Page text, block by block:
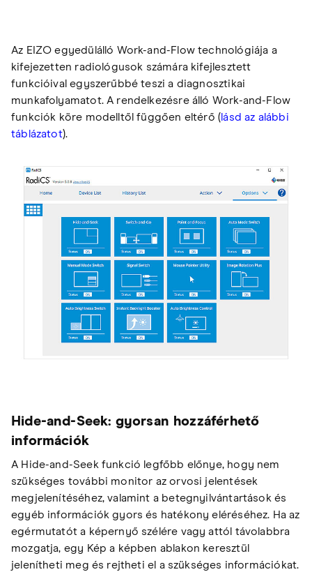
Az EIZO egyedülálló Work-and-Flow technológiája a
kifejezetten radiológusok számára kifejlesztett
funkcióival egyszerűbbé teszi a diagnosztikai
munkafolyamatot. A rendelkezésre álló Work-and-Flow
funkciók köre modelltől függően eltérő ( lásd az alábbi
táblázatot).
Hide-and-Seek: gyorsan hozzáférhető
információk
A Hide-and-Seek funkció legfőbb előnye, hogy nem
szükséges további monitor az orvosi jelentések
megjelenítéséhez, valamint a betegnyilvántartások és
egyéb információk gyors és hatékony eléréséhez. Ha az
egérmutatót a képernyő szélére vagy attól távolabbra
mozgatja, egy Kép a képben ablakon keresztül
jelenítheti meg és rejtheti el a szükséges információkat.